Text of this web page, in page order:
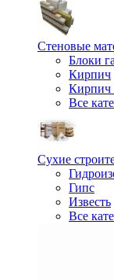
Стеновые
Блоки
Кирпич
Кирпич
Все
Сухие
Гипс
Известь
Все